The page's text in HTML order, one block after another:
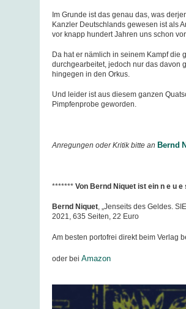
Im Grunde ist das genau das, was
Kanzler Deutschlands gewesen ist als
vor knapp hundert Jahren uns schon
Da hat er nämlich in seinem Kampf die
durchgearbeitet, jedoch nur das davon
hingegen in den Orkus.
Und leider ist aus diesem ganzen
Pimpfenprobe geworden.
Anregungen oder Kritik bitte an Bernd
******* Von Bernd Niquet ist ein n e u
Bernd Niquet, „Jenseits des Geldes.
2021, 635 Seiten, 22 Euro
Am besten portofrei direkt beim Verlag
oder bei Amazon